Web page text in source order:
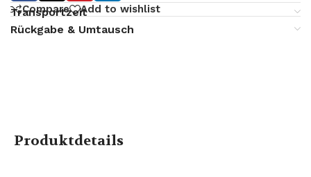
Compare Add to wishlist
Transportzeit
Rückgabe & Umtausch
Produktdetails